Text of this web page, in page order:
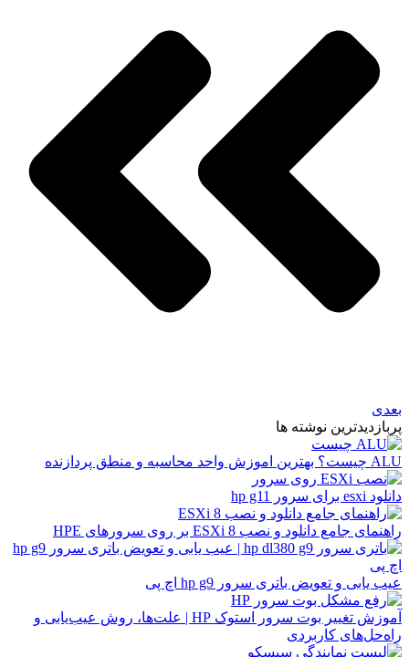
بعدی
پربازدیدترین نوشته ها
ALU چیست؟ بهترین اموزش واحد محاسبه و منطق پردازنده
دانلود esxi برای سرور hp g11
راهنمای جامع دانلود و نصب ESXi 8 بر روی سرورهای HPE
عیب یابی و تعویض باتری سرور hp g9 اچ پی
آموزش تغییر بوت سرور استوک HP | علت‌ها، روش عیب‌یابی و
راه‌حل‌های کاربردی